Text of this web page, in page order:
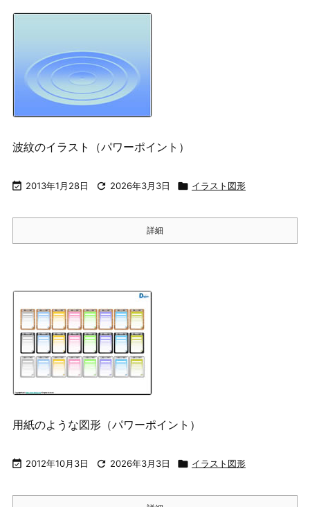
波紋のイラスト（パワーポイント）
 2013年1月28日  2026年3月3日  イラスト図形
詳細
用紙のような図形（パワーポイント）
 2012年10月3日  2026年3月3日  イラスト図形